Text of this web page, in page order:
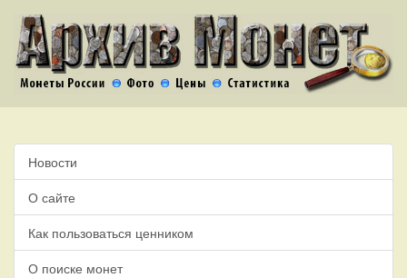
Новости
О сайте
Как пользоваться ценником
О поиске монет